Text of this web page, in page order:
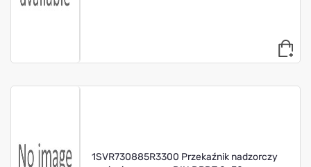
1SVR730885R3300 Przekaźnik nadzorczy